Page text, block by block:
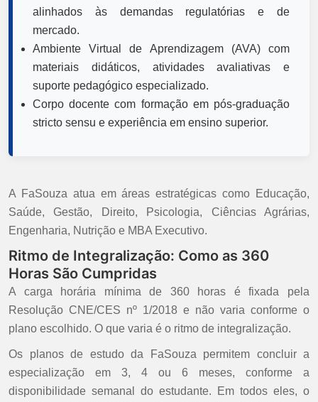
alinhados às demandas regulatórias e de
mercado.
Ambiente Virtual de Aprendizagem (AVA) com
materiais didáticos, atividades avaliativas e
suporte pedagógico especializado.
Corpo docente com formação em pós-graduação
stricto sensu e experiência em ensino superior.
A FaSouza atua em áreas estratégicas como Educação,
Saúde, Gestão, Direito, Psicologia, Ciências Agrárias,
Engenharia, Nutrição e MBA Executivo.
Ritmo de Integralização: Como as 360
Horas São Cumpridas
A carga horária mínima de 360 horas é fixada pela
Resolução CNE/CES nº 1/2018 e não varia conforme o
plano escolhido. O que varia é o ritmo de integralização.
Os planos de estudo da FaSouza permitem concluir a
especialização em 3, 4 ou 6 meses, conforme a
disponibilidade semanal do estudante. Em todos eles, o